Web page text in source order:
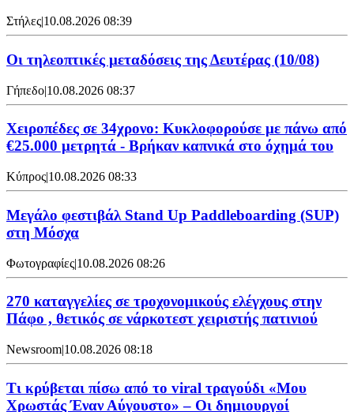
Στήλες|10.08.2026 08:39
Οι τηλεοπτικές μεταδόσεις της Δευτέρας (10/08)
Γήπεδο|10.08.2026 08:37
Χειροπέδες σε 34χρονο: Κυκλοφορούσε με πάνω από
€25.000 μετρητά - Βρήκαν καπνικά στο όχημά του
Κύπρος|10.08.2026 08:33
Μεγάλο φεστιβάλ Stand Up Paddleboarding (SUP)
στη Μόσχα
Φωτογραφίες|10.08.2026 08:26
270 καταγγελίες σε τροχονομικούς ελέγχους στην
Πάφο , θετικός σε νάρκοτεστ χειριστής πατινιού
Newsroom|10.08.2026 08:18
Τι κρύβεται πίσω από το viral τραγούδι «Μου
Χρωστάς Έναν Αύγουστο» – Οι δημιουργοί